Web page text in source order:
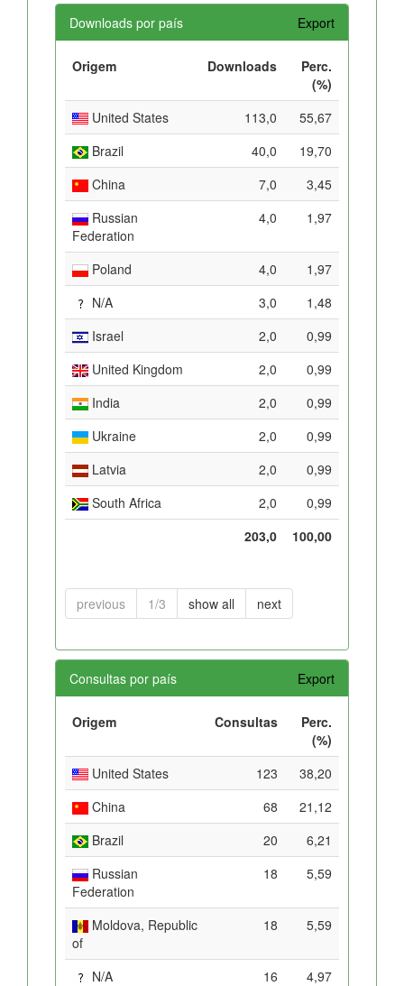
Downloads por país Export
Origem Downloads
Perc.
(%)
United States
113,0
55,67
Brazil
40,0
19,70
China
7,0
3,45
Russian
Federation
4,0 1,97
Poland 4,0
1,97
N/A
3,0
1,48
Israel
2,0
0,99
United Kingdom
2,0
0,99
India
2,0
0,99
Ukraine
2,0
0,99
Latvia
2,0
0,99
South Africa
2,0
0,99
203,0
100,00
previous 1/3 show all next
Consultas por país Export
Origem Consultas
Perc.
(%)
United States
123
38,20
China
68
21,12
Brazil
20
6,21
Russian
Federation
18 5,59
Moldova, Republic
of
18 5,59
N/A 16
4,97